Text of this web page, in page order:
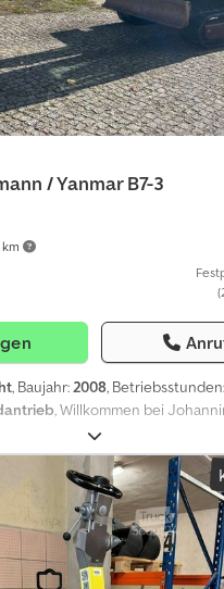
/ Yanmar B7-3
, Baujahr:2008, Betriebsstunden:
, Willkommen bei
Spezialist für junge und
SOFORT
möglich. Standort: 39606
1 HAND! ?v=IPLWMPg6KNY
Februar 2025 ! Yanmar B7-3
MS08 -Tieflöffel -
Betriebsstunden : 11.425h